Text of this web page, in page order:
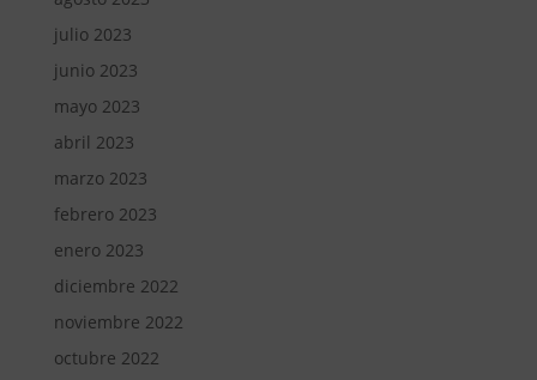
julio 2023
junio 2023
mayo 2023
abril 2023
marzo 2023
febrero 2023
enero 2023
diciembre 2022
noviembre 2022
octubre 2022